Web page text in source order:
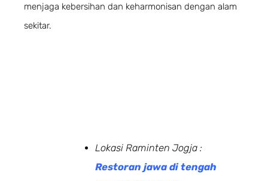
menjaga kebersihan dan keharmonisan dengan alam
sekitar.
Lokasi Raminten Jogja :
Restoran jawa di tengah